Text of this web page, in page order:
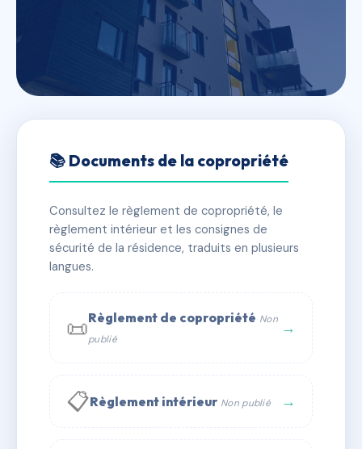
FRA ANGELICO
✓ Immatriculée 🏠 80 lots 🏗 1 bâtiment(s)
📞 Contacter Syndic Digital
📚 Documents de la copropriété
Consultez le règlement de copropriété, le
règlement intérieur et les consignes de
sécurité de la résidence, traduits en plusieurs
langues.
📜Règlement de copropriété Non
publié
→
📋Règlement intérieur Non publié →